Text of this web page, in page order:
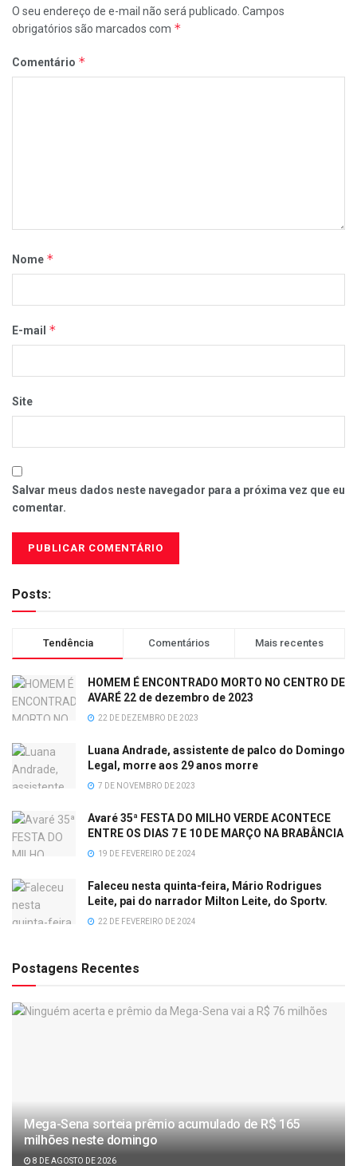
O seu endereço de e-mail não será publicado. Campos
obrigatórios são marcados com *
Comentário *
Nome *
E-mail *
Site
Salvar meus dados neste navegador para a próxima vez que eu
comentar.
Posts:
Tendência Comentários Mais recentes
HOMEM É ENCONTRADO MORTO NO CENTRO DE
AVARÉ 22 de dezembro de 2023
22 DE DEZEMBRO DE 2023
Luana Andrade, assistente de palco do Domingo
Legal, morre aos 29 anos morre
7 DE NOVEMBRO DE 2023
Avaré 35ª FESTA DO MILHO VERDE ACONTECE
ENTRE OS DIAS 7 E 10 DE MARÇO NA BRABÂNCIA
19 DE FEVEREIRO DE 2024
Faleceu nesta quinta-feira, Mário Rodrigues
Leite, pai do narrador Milton Leite, do Sportv.
22 DE FEVEREIRO DE 2024
Postagens Recentes
Mega-Sena sorteia prêmio acumulado de R$ 165
milhões neste domingo
8 DE AGOSTO DE 2026